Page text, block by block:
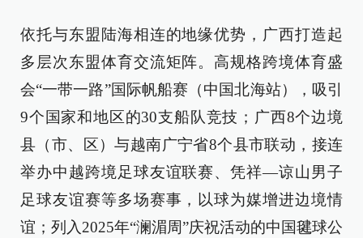
依托与东盟陆海相连的地缘优势，广西打造起
多层次东盟体育交流矩阵。高规格跨境体育盛
会“一带一路”国际帆船赛（中国北海站），吸引
9个国家和地区的30支船队竞技；广西8个边境
县（市、区）与越南广宁省8个县市联动，接连
举办中越跨境足球友谊联赛、凭祥—谅山男子
足球友谊赛等多场赛事，以球为媒增进边境情
谊；列入2025年“澜湄周”庆祝活动的中国毽球公